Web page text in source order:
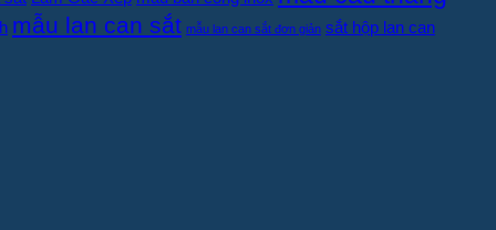
mẫu lan can sắt mẫu lan can sắt đơn giản sắt hộp lan can